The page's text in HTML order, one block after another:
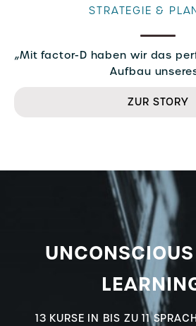
STRATEGIE &
„Mit factor-D haben wir das
Aufbau
ZUR STORY
13 KURSE IN BIS ZU 11